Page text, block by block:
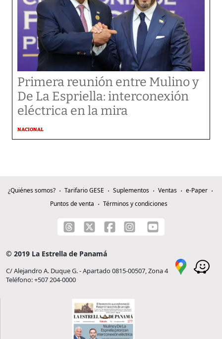
Primera reunión entre Mulino y
De La Espriella: interconexión
eléctrica en la mira
NACIONAL
¿Quiénes somos? Tarifario GESE Suplementos Ventas
e-Paper
Puntos de venta
Términos y condiciones
© 2019 La Estrella de Panamá
C/ Alejandro A. Duque G. - Apartado 0815-00507, Zona 4
Teléfono: +507 204-0000